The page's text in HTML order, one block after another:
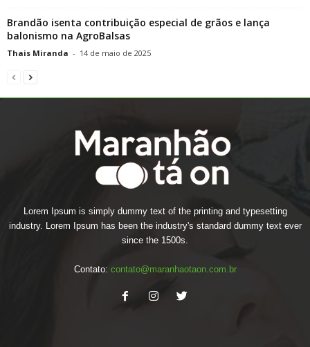
Brandão isenta contribuição especial de grãos e lança
balonismo na AgroBalsas
Thais Miranda - 14 de maio de 2025
Lorem Ipsum is simply dummy text of the printing and typesetting
industry. Lorem Ipsum has been the industry's standard dummy text ever
since the 1500s.
Contato: contato@maranhaotaon.com.br